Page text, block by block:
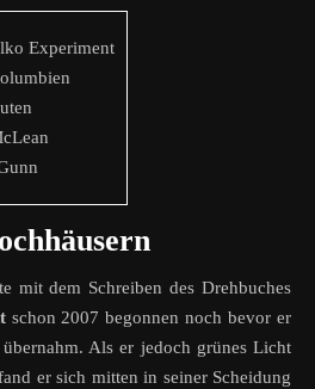
Experiment
mit dem Schreiben des Drehbuches
schon 2007 begonnen noch bevor er
übernahm. Als er jedoch grünes Licht
er sich mitten in seiner Scheidung